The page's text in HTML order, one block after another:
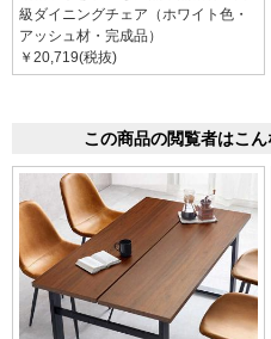
級ダイニングチェア（ホワイト色・
アッシュ材・完成品）
￥20,719(税抜)
この商品の閲覧者はこ